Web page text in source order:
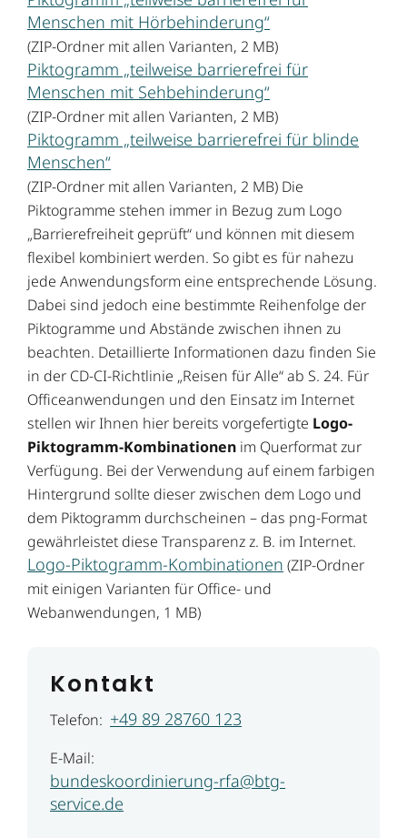
Menschen mit Hörbehinderung“
(ZIP-Ordner mit allen Varianten, 2 MB)
Piktogramm „teilweise barrierefrei für
Menschen mit Sehbehinderung“
(ZIP-Ordner mit allen Varianten, 2 MB)
Piktogramm „teilweise barrierefrei für blinde
Menschen“
(ZIP-Ordner mit allen Varianten, 2 MB) Die
Piktogramme stehen immer in Bezug zum Logo
„Barrierefreiheit geprüft“ und können mit diesem
flexibel kombiniert werden. So gibt es für nahezu
jede Anwendungsform eine entsprechende Lösung.
Dabei sind jedoch eine bestimmte Reihenfolge der
Piktogramme und Abstände zwischen ihnen zu
beachten. Detaillierte Informationen dazu finden Sie
in der CD-CI-Richtlinie „Reisen für Alle“ ab S. 24. Für
Officeanwendungen und den Einsatz im Internet
stellen wir Ihnen hier bereits vorgefertigte Logo-
Piktogramm-Kombinationen im Querformat zur
Verfügung. Bei der Verwendung auf einem farbigen
Hintergrund sollte dieser zwischen dem Logo und
dem Piktogramm durchscheinen – das png-Format
gewährleistet diese Transparenz z. B. im Internet.
Logo-Piktogramm-Kombinationen (ZIP-Ordner
mit einigen Varianten für Office- und
Webanwendungen, 1 MB)
Kontakt
Telefon: +49 89 28760 123
E-Mail:
bundeskoordinierung-rfa@btg-
service.de